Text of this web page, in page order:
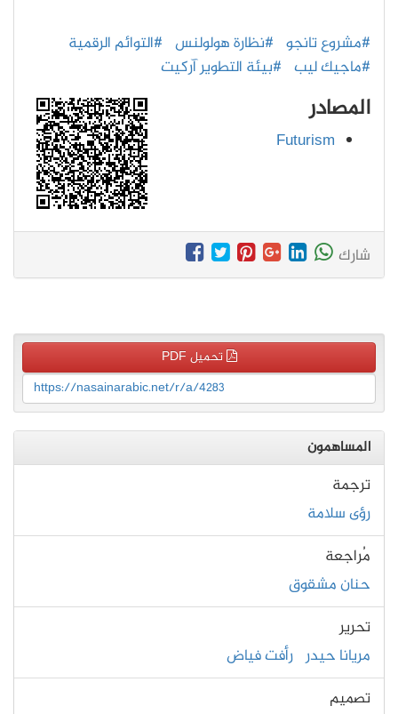
#مشروع تانجو #نظارة هولولنس #التوائم الرقمية
#ماجيك ليب #بيئة التطوير آركيت
المصادر
Futurism
شارك
تحميل PDF
https://nasainarabic.net/r/a/4283
المساهمون
ترجمة
رؤى سلامة
مُراجعة
حنان مشقوق
تحرير
مريانا حيدر رأفت فياض
تصميم